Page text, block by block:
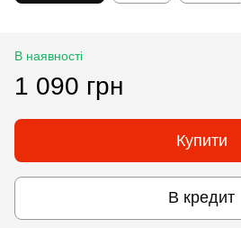
В наявності
1 090 грн
Купити
В кредит